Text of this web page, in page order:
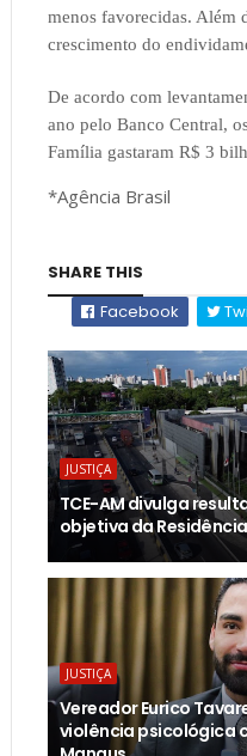
menos favorecidas. Além
crescimento do
De acordo com
ano pelo Banco Central,
Família gastaram R$ 3
*Agência Brasil
SHARE THIS
Facebook
JUSTIÇA
TCE-AM divulga
objetiva da
JUSTIÇA
Vereador Eurico
violência psicológica